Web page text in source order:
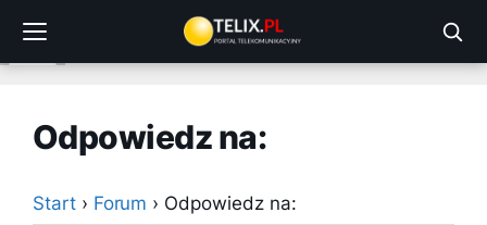
treści
Odpowiedz na:
Start › Forum › Odpowiedz na: